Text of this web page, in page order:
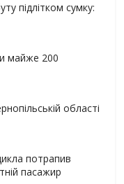
підлітком сумку:
майже 200
області
потрапив
пасажир